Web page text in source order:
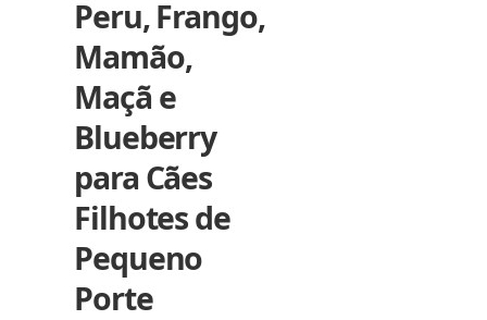
Peru, Frango,
Mamão,
Maçã e
Blueberry
para Cães
Filhotes de
Pequeno
Porte